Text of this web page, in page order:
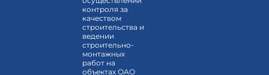
контроля за
качеством
строительства и
ведении
строительно-
монтажных
работ на
объектах ОАО